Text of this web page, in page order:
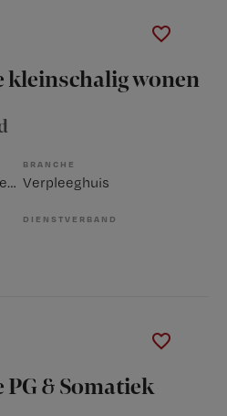
kleinschalig wonen
Overige beroepen verpleegkunde
BRANCHE
Verpleeghuis
DIENSTVERBAND
& Somatiek